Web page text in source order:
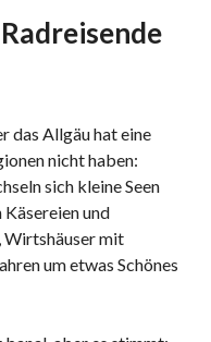
das Allgäu hat eine
nicht haben:
sich kleine Seen
und
Wirtshäuser mit
um etwas Schönes